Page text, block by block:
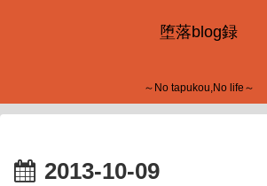
堕落blog録
～No tapukou,No life～
2013-10-09